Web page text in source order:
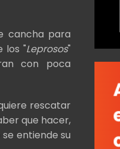
cancha para
los "Leprosos"
con poca
rescatar
que hacer,
entiende su